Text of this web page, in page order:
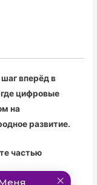
вперёд в
цифровые
на
развитие.
частью